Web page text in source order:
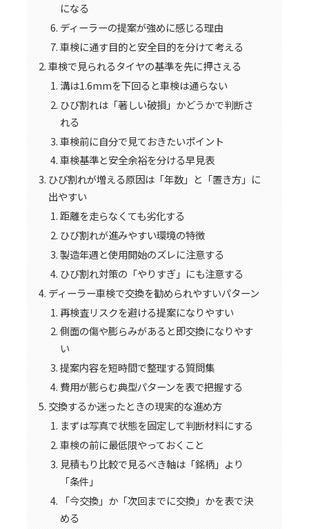
になる
ディーラーの提案が強めに感じる理由
車検に通す目的と安全目的を分けて考える
車検で見られるタイヤの基準を先に押さえる
溝は1.6mmを下回ると車検は通らない
ひび割れは「著しい破損」かどうかで判断さ
れる
車検前に自分で見ておきたいポイント
車検基準と安全余裕を分ける早見表
ひび割れが増える原因は「年数」と「置き方」に
出やすい
距離を走らなくても劣化する
ひび割れが進みやすい環境の特徴
製造年週と使用開始のズレに注意する
ひび割れ対策の「やりすぎ」にも注意する
ディーラー車検で交換を勧められやすいパターン
再検査リスクを避ける提案になりやすい
側面の傷や膨らみがあると即交換になりやす
い
提案内容を短時間で整理する質問集
費用が膨らむ典型パターンを表で把握する
交換するか迷ったときの現実的な進め方
まずは写真で状態を固定して判断材料にする
車検の前に最低限やっておくこと
見積もり比較で見るべき軸は「銘柄」より
「条件」
「今交換」か「次回までに交換」かを表で決
める